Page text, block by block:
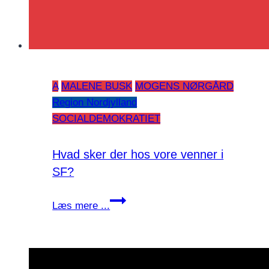
A MALENE BUSK MOGENS NØRGÅRD
Region Nordjylland
SOCIALDEMOKRATIET
Hvad sker der hos vore venner i
SF?
Læs mere ...
Hvad
hos